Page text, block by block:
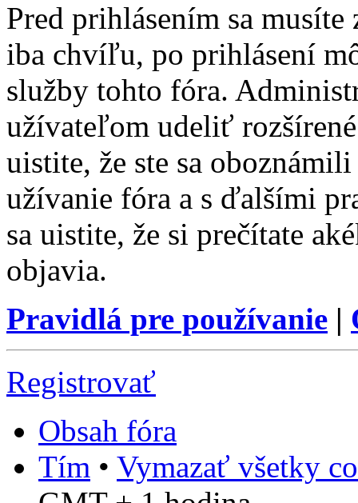
Pred prihlásením sa
iba chvíľu, po prihlásení
služby tohto fóra.
užívateľom udeliť
uistite, že ste sa
užívanie fóra a s ďalšími
sa uistite, že si prečítate
objavia.
Pravidlá pre používanie |
Registrovať
Obsah fóra
Tím • Vymazať všetky